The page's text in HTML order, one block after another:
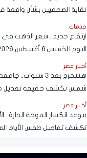
نقابة الصحفيين بشأن واقعة
خدمات
ارتفاع جديد.. سعر الذهب
اليوم الخميس 6 أغسطس 2026
أخبار مصر
هتتخرج بعد 3 سنوات..
شمس تكشف حقيقة تعديل
الدراسة بكلية تجارة
أخبار مصر
موعد انكسار الموجة الحارة..
تكشف تفاصيل طقس الأيام